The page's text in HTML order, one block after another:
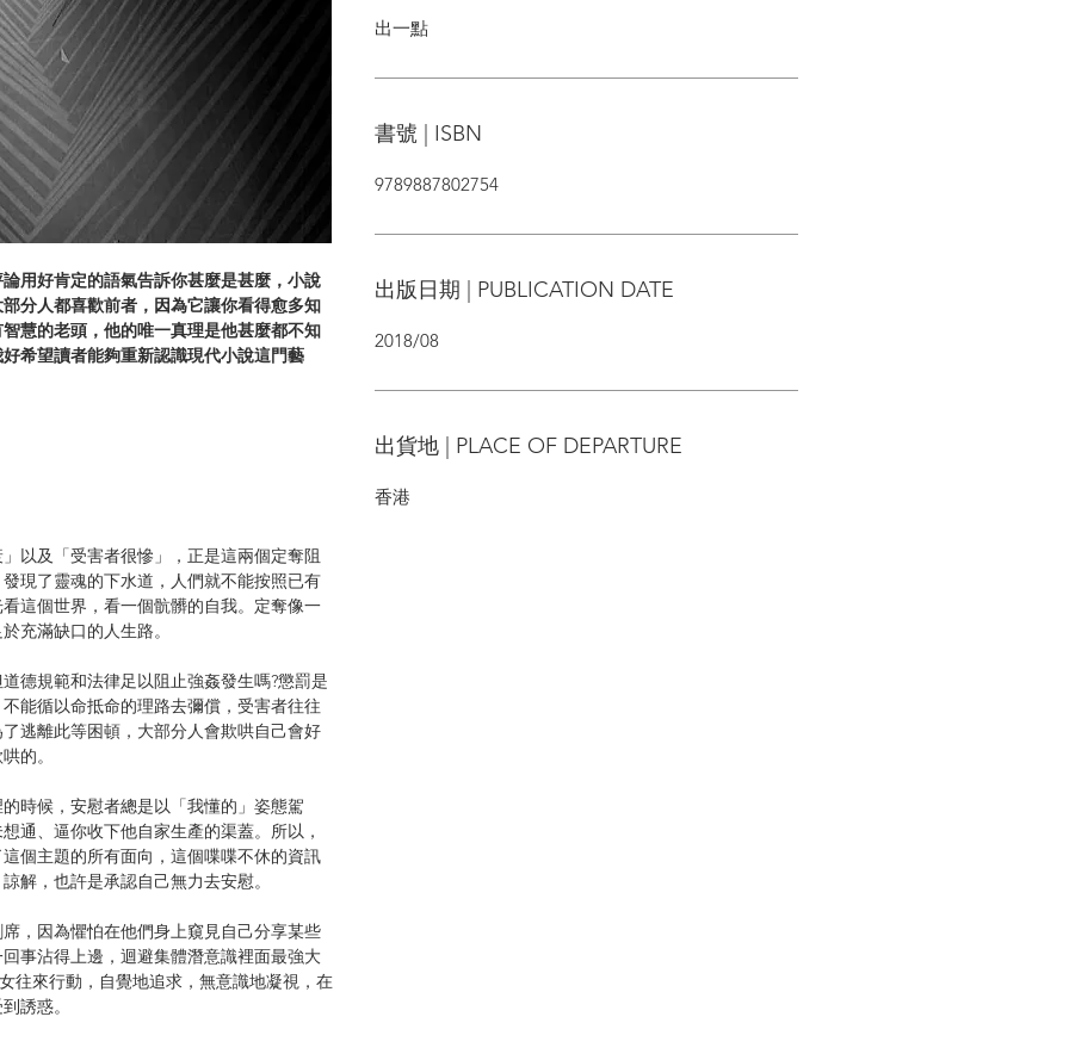
用好肯定的語氣告訴你甚麼是甚麼，小說
分人都喜歡前者，因為它讓你看得愈多知
慧的老頭，他的唯一真理是他甚麼都不知
希望讀者能夠重新認識現代小說這門藝
以及「受害者很慘」，正是這兩個定奪阻
現了靈魂的下水道，人們就不能按照已有
這個世界，看一個骯髒的自我。定奪像一
充滿缺口的人生路。
德規範和法律足以阻止強姦發生嗎?懲罰是
能循以命抵命的理路去彌償，受害者往往
逃離此等困頓，大部分人會欺哄自己會好
的。
時候，安慰者總是以「我懂的」姿態駕
通、逼你收下他自家生產的渠蓋。所以，
個主題的所有面向，這個喋喋不休的資訊
解，也許是承認自己無力去安慰。
，因為懼怕在他們身上窺見自己分享某些
事沾得上邊，迴避集體潛意識裡面最強大
往來行動，自覺地追求，無意識地凝視，在
誘惑。
出一點
書號 | ISBN
9789887802754
出版日期 | PUBLICATION DATE
2018/08
出貨地 | PLACE OF DEPARTURE
香港